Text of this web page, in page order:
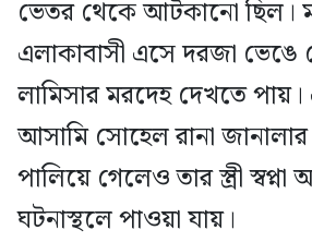
ভেতর থেকে আটকানো ছিল।
এলাকাবাসী এসে দরজা
লামিসার মরদেহ দেখতে
আসামি সোহেল রানা
পালিয়ে গেলেও তার স্ত্রী
ঘটনাস্থলে পাওয়া যায়।